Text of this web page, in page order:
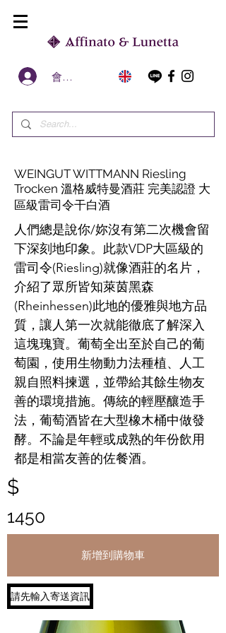
會員區
WEINGUT WITTMANN Riesling
Trocken 溫格威特曼酒莊 完美認證 大
區級雷司令干白酒
人們總是說你/妳沒有第二次機會留
下深刻地印象。此款VDP大區級的
雷司令(Riesling)就像酒莊的名片，
介紹了眾所皆知萊茵黑森
(Rheinhessen)此地的優雅與地方品
質，讓人第一次就能徹底了解深入
這塊瑰寶。葡萄全出至於自己的葡
萄園，使用生物動力法種植、人工
親自照料揀選，並帶給其餘生物友
善的環境措施。傳統的輕壓釀造手
法，葡萄酒皆在大型橡木桶中做發
酵。不論是年輕或成熟的年份飲用
都是相當友善的佐餐酒。
$
1450
新增到購物車
請先輸入寄送資訊